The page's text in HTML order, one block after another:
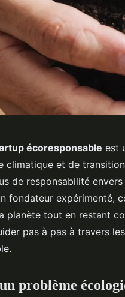
écoresponsable est
climatique et de
de responsabilité
fondateur expérimenté,
planète tout en restant
pas à pas à travers
problème